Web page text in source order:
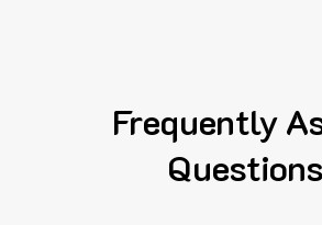
Frequently
Questions